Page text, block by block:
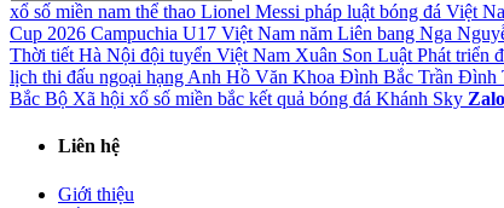
xổ số miền nam thể thao Lionel Messi pháp luật bóng đá Việt
Cup 2026 Campuchia U17 Việt Nam năm Liên bang Nga
Thời tiết Hà Nội đội tuyển Việt Nam Xuân Son Luật Phát triển
lịch thi đấu ngoại hạng Anh Hồ Văn Khoa Đình Bắc Trần Đình
Bắc Bộ Xã hội xổ số miền bắc kết quả bóng đá Khánh Sky
Liên hệ
Giới thiệu